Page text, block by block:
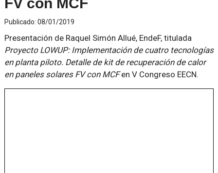
Publicado: 08/01/2019
Presentación de Raquel Simón Allué, EndeF, titulada
Proyecto LOWUP: Implementación de cuatro tecnologías
en planta piloto. Detalle de kit de recuperación de calor
en paneles solares FV con MCFen V Congreso EECN.